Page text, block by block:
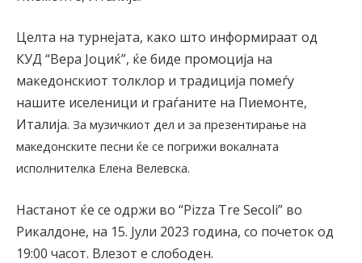
Целта на турнејата, како што информираат од
КУД “Вера Јоциќ”, ќе биде промоција на
македонскиот толклор и традиција помеѓу
нашите иселеници и граѓаните на Пиемонте,
Италија. За музичкиот дел и за презентирање на
македонските песни ќе се погрижи вокалната
исполнителка Елена Велевска.
Настанот ќе се одржи во “Pizza Tre Secoli” во
Рикалдоне, на 15. Јули 2023 година, со почеток од
19:00 часот. Влезот е слободен.